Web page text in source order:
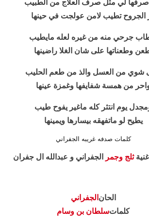
صرفها لي مثل صرف العلاج من الطبيب
الجروح تطيب لامن عولجت في حينها
طاب جرحي منه من غيره لعله مايطيب
وطعناتها على شان الغلا راضينها
شوي من العسل والذ من طعم الحليب
من همسة شفايفها وغمزة عينها
يوم انتثر كله ماغير يفوح طيب
يطيح لو ماتفهقه بيسارها ويمينها
كلمات صدفه غريبه الجفراني
ثلج وجمر الجفراني و عبدالله ال جفران
الحان الجفراني
كلماتسلطان بن وسام